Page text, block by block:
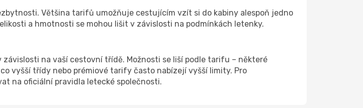
Většina tarifů umožňuje cestujícím vzít si do kabiny alespoň jedno
a hmotnosti se mohou lišit v závislosti na podmínkách letenky.
na vaší cestovní třídě. Možnosti se liší podle tarifu – některé
vyšší třídy nebo prémiové tarify často nabízejí vyšší limity. Pro
na oficiální pravidla letecké společnosti.